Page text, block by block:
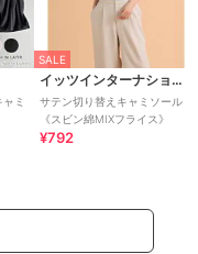
ミ
SALE
イッツインターナショナル
サテン切り替えキャミソール
《スビン綿MIXフライス》
¥792